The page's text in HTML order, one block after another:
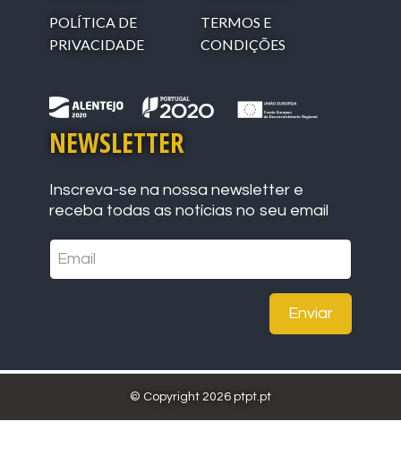
POLÍTICA DE
PRIVACIDADE
TERMOS E
CONDIÇÕES
NEWSLETTER
Inscreva-se na nossa newsletter e
receba todas as notícias no seu email
Enviar
© Copyright 2026 ptpt.pt